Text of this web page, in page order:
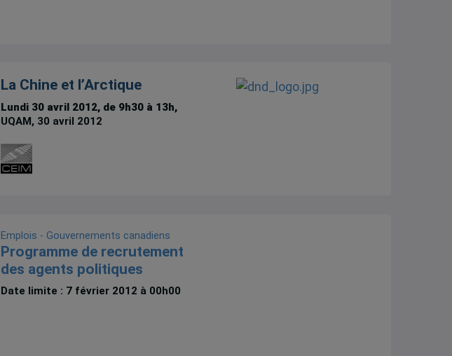
La Chine et l’Arctique
Lundi 30 avril 2012, de 9h30 à 13h,
UQAM, 30 avril 2012
Emplois - Gouvernements canadiens
Programme de recrutement
des agents politiques
Date limite : 7 février 2012 à 00h00